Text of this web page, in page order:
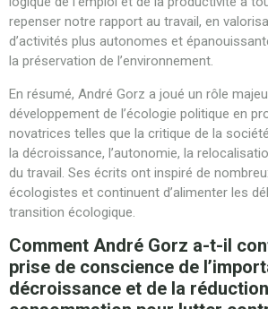
repenser notre rapport au travail, en
d’activités plus autonomes et
la préservation de l’environnement.
En résumé, André Gorz a joué un rôle
développement de l’écologie politique en
novatrices telles que la critique de la
la décroissance, l’autonomie, la
du travail. Ses écrits ont inspiré de
écologistes et continuent d’alimenter les
transition écologique.
Comment André Gorz a-t-il
prise de conscience de
décroissance et de la